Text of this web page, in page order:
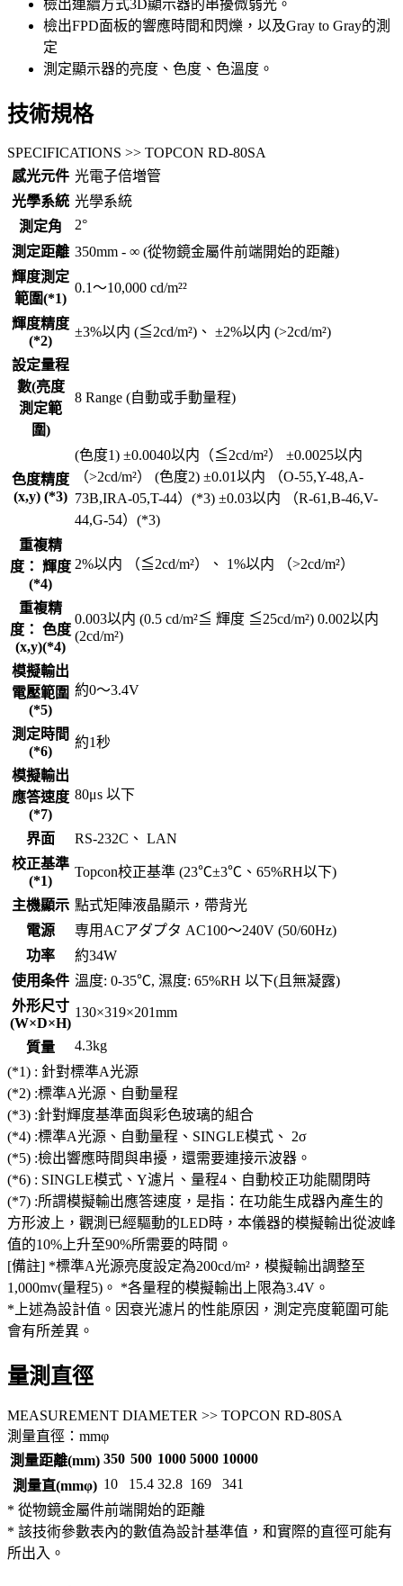
檢出連續方式3D顯示器的串擾微弱光。
檢出FPD面板的響應時間和閃爍，以及Gray to Gray的測
定
測定顯示器的亮度、色度、色溫度。
技術規格
SPECIFICATIONS >> TOPCON RD-80SA
感光元件 光電子倍増管
光學系統 光學系統
測定角
2°
測定距離 350mm - ∞ (從物鏡金屬件前端開始的距離)
輝度測定
範圍(*1)
0.1～10,000 cd/m²²
輝度精度
(*2)
±3%以内 (≦2cd/m²)、 ±2%以内 (>2cd/m²)
設定量程
數(亮度
測定範
圍)
8 Range (自動或手動量程)
色度精度
(x,y) (*3)
(色度1) ±0.0040以内（≦2cd/m²） ±0.0025以内
（>2cd/m²） (色度2) ±0.01以内 （O-55,Y-48,A-
73B,IRA-05,T-44）(*3) ±0.03以内 （R-61,B-46,V-
44,G-54）(*3)
重複精
度： 輝度
(*4)
2%以内 （≦2cd/m²）、 1%以内 （>2cd/m²）
重複精
度： 色度
(x,y)(*4)
0.003以内 (0.5 cd/m²≦ 輝度 ≦25cd/m²) 0.002以内
(2cd/m²)
模擬輸出
電壓範圍
(*5)
約0～3.4V
測定時間
(*6)
約1秒
模擬輸出
應答速度
(*7)
80μs 以下
界面
RS-232C、 LAN
校正基準
(*1)
Topcon校正基準 (23℃±3℃、65%RH以下)
主機顯示 點式矩陣液晶顯示，帶背光
電源
専用ACアダプタ AC100～240V (50/60Hz)
功率
約34W
使用条件 溫度: 0-35℃, 濕度: 65%RH 以下(且無凝露)
外形尺寸
(W×D×H)
130×319×201mm
質量
4.3kg
(*1) : 針對標準A光源
(*2) :標準A光源、自動量程
(*3) :針對輝度基準面與彩色玻璃的組合
(*4) :標準A光源、自動量程、SINGLE模式、 2σ
(*5) :檢出響應時間與串擾，還需要連接示波器。
(*6) : SINGLE模式、Y濾片、量程4、自動校正功能關閉時
(*7) :所謂模擬輸出應答速度，是指：在功能生成器內產生的
方形波上，觀測已經驅動的LED時，本儀器的模擬輸出從波峰
值的10%上升至90%所需要的時間。
[備註] *標準A光源亮度設定為200cd/m²，模擬輸出調整至
1,000mv(量程5)。 *各量程的模擬輸出上限為3.4V。
*上述為設計值。因衰光濾片的性能原因，測定亮度範圍可能
會有所差異。
量測直徑
MEASUREMENT DIAMETER >> TOPCON RD-80SA
測量直徑：mmφ
測量距離(mm) 350 500 1000 5000 10000
測量直(mmφ) 10 15.4 32.8 169
341
* 從物鏡金屬件前端開始的距離
* 該技術參數表內的數值為設計基準值，和實際的直徑可能有
所出入。